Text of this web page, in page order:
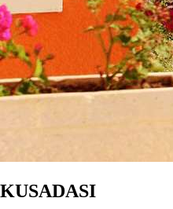
KUSADASI